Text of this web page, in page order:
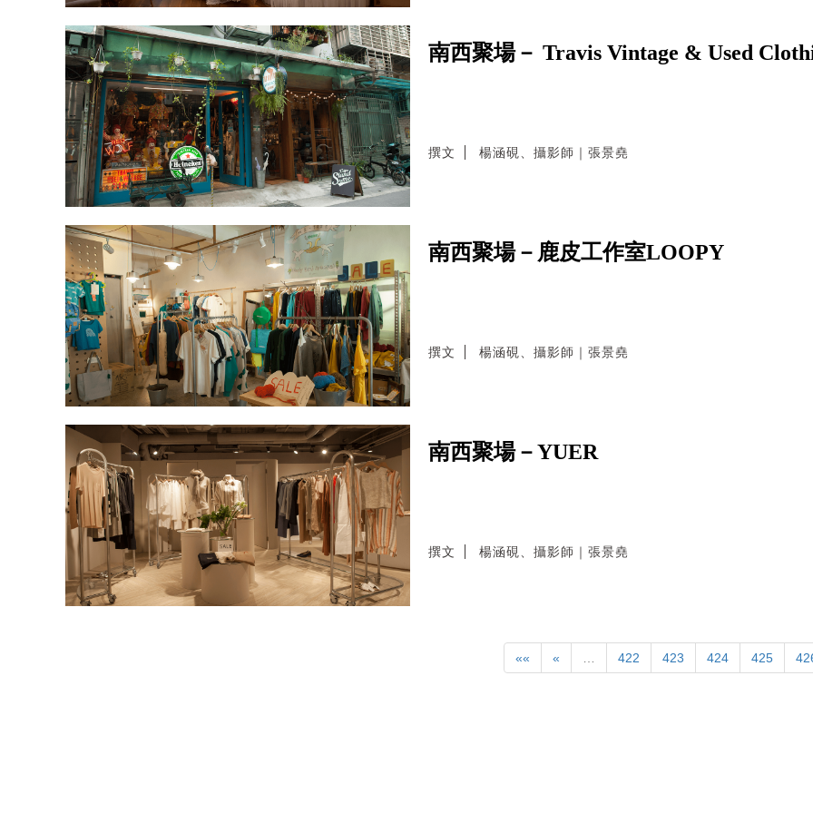
南西聚場－ Travis Vintage & Used
撰文 楊涵硯、攝影師｜張景堯
南西聚場－鹿皮工作室LOOPY
撰文 楊涵硯、攝影師｜張景堯
南西聚場－YUER
撰文 楊涵硯、攝影師｜張景堯
«« « … 422 423 424 425